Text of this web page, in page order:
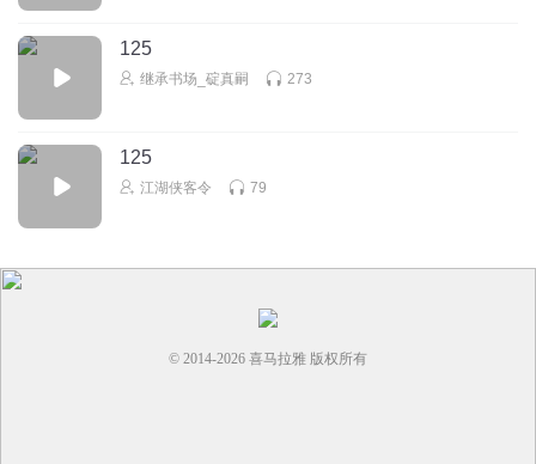
125
继承书场_碇真嗣 273
125
江湖侠客令 79
© 2014-2026 喜马拉雅 版权所有